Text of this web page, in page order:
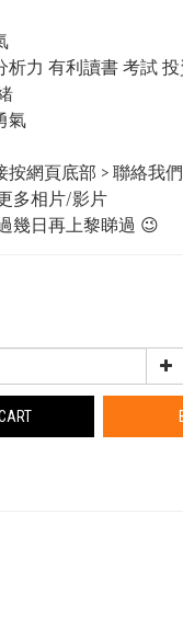
析力 有利讀書 考試
氣
網頁底部 > 聯絡我們
多相片/影片
幾日再上黎睇過 😉